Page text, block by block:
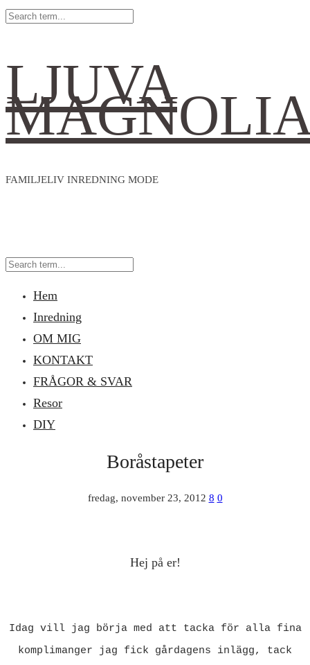
LJUVA
FAMILJELIV INREDNING MODE
Hem
Inredning
OM MIG
KONTAKT
FRÅGOR & SVAR
Resor
DIY
Boråstapeter
fredag, november 23, 2012 8 0
Hej på er!
Idag vill jag börja med att tacka för alla fina
komplimanger jag fick gårdagens inlägg, tack